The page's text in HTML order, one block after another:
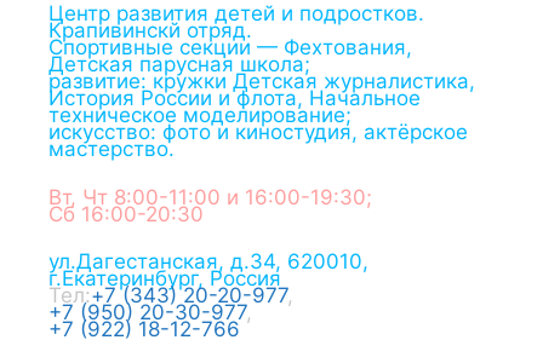
Центр развития детей и подростков.
Крапивинскй отряд.
Спортивные секции — Фехтования,
Детская парусная школа;
развитие: кружки Детская журналистика,
История России и флота, Начальное
техническое моделирование;
искусство: фото и киностудия, актёрское
мастерство.
Вт, Чт 8:00-11:00 и 16:00-19:30;
Сб 16:00-20:30
ул.Дагестанская, д.34, 620010,
г.Екатеринбург, Россия
Тел:+7 (343) 20-20-977,
+7 (950) 20-30-977,
+7 (922) 18-12-766